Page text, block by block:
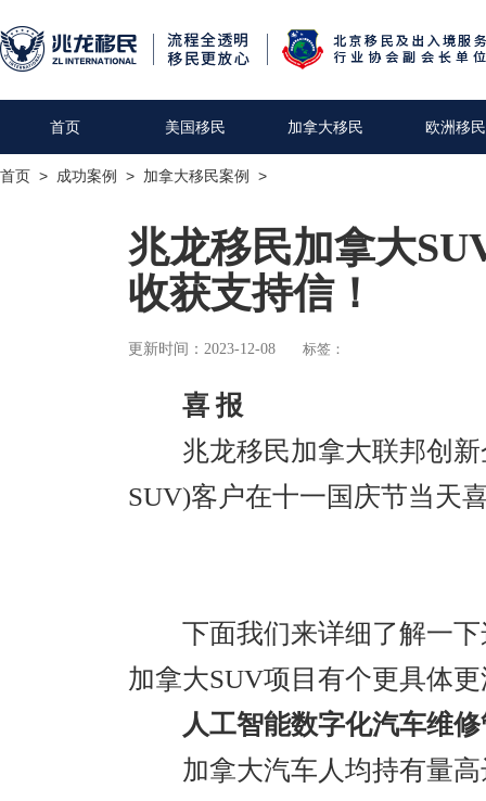
首页 美国移民 加拿大移民 欧洲移民
首页 > 成功案例 > 加拿大移民案例 >
兆龙移民加拿大
收获支持信！
更新时间：2023-12-08 标签：
喜 报
兆龙移民加拿大联邦创新
SUV)客户在十一国庆节当天
下面我们来详细了解一下
加拿大SUV项目有个更具体
人工智能数字化汽车维修
加拿大汽车人均持有量高